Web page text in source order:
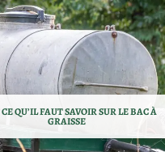
QU’IL FAUT SAVOIR SUR LE BAC À
GRAISSE